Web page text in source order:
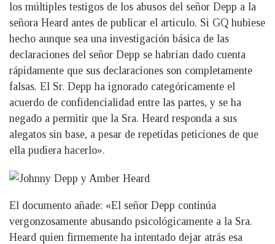
los múltiples testigos de los abusos del señor Depp a la
señora Heard antes de publicar el articulo. Si GQ hubiese
hecho aunque sea una investigación básica de las
declaraciones del señor Depp se habrían dado cuenta
rápidamente que sus declaraciones son completamente
falsas. El Sr. Depp ha ignorado categóricamente el
acuerdo de confidencialidad entre las partes, y se ha
negado a permitir que la Sra. Heard responda a sus
alegatos sin base, a pesar de repetidas peticiones de que
ella pudiera hacerlo».
El documento añade: «El señor Depp continúa
vergonzosamente abusando psicológicamente a la Sra.
Heard quien firmemente ha intentado dejar atrás esa